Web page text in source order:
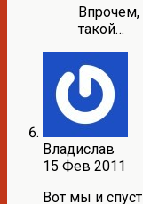
Впрочем,
такой…
Владислав
15 Фев 2011
Вот мы и